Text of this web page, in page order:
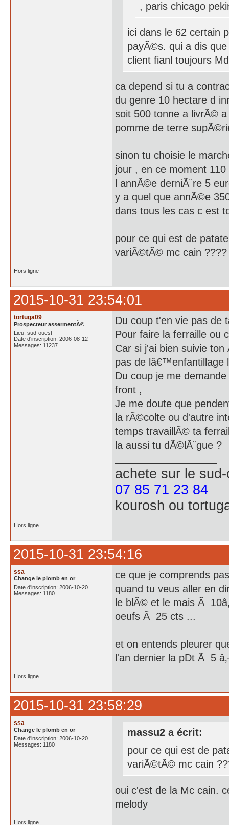
, paris chicago
ici dans le 62 certain
payÃ©s. qui a dis
client fianl toujours
ca depend si tu a
du genre 10 hectare d
soit 500 tonne a livrÃ©
pomme de terre
sinon tu choisie le
jour , en ce moment
l annÃ©e derniÃ¨re 5
y a quel que annÃ©e
dans tous les cas c est
pour ce qui est de
variÃ©tÃ© mc cain ????
Hors ligne
2015-10-31 23:54:01
tortuga09
Prospecteur assermentÃ©
Lieu: sud-ouest
Date d'inscription: 2006-08-12
Messages: 11237
Du coup t'en vie pas de
Pour faire la ferraille ou
Car si j'ai bien suivie
pas de lâ€™enfantillage
Du coup je me
front ,
Je me doute que
la rÃ©colte ou d'autre
temps travaillÃ© ta
la aussi tu dÃ©lÃ¨gue ?
achete sur le
07 85 71 23 84
kourosh ou
Hors ligne
2015-10-31 23:54:16
ssa
Change le plomb en or
Date d'inscription: 2006-10-20
Messages: 1180
ce que je comprends
quand tu veus aller en
le blÃ© et le mais Ã
oeufs Ã 25 cts ...
et on entends pleurer
l'an dernier la pDt Ã 5
Hors ligne
2015-10-31 23:58:29
ssa
Change le plomb en or
Date d'inscription: 2006-10-20
Messages: 1180
massu2 a écrit:
pour ce qui est de
variÃ©tÃ© mc cain
oui c'est de la Mc cain.
melody
Hors ligne